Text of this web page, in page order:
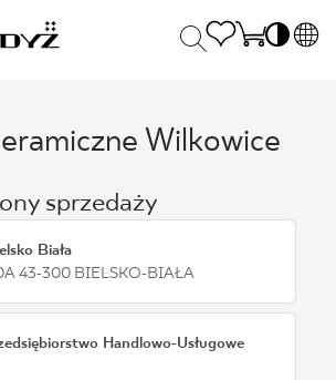
Wilkowice
sprzedaży
Biała
43-300 BIELSKO-BIAŁA
Handlowo-Usługowe